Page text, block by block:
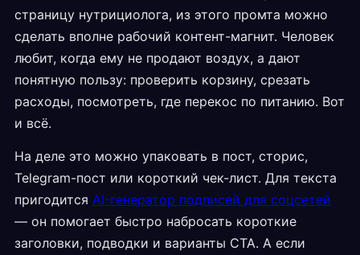
страницу нутрициолога, из этого промта можно
сделать вполне рабочий контент-магнит. Человек
любит, когда ему не продают воздух, а дают
понятную пользу: проверить корзину, срезать
расходы, посмотреть, где перекос по питанию. Вот
и всё.
На деле это можно упаковать в пост, сторис,
Telegram-пост или короткий чек-лист. Для текста
пригодится AI-генератор подписей для соцсетей
— он помогает быстро набросать короткие
заголовки, подводки и варианты CTA. А если